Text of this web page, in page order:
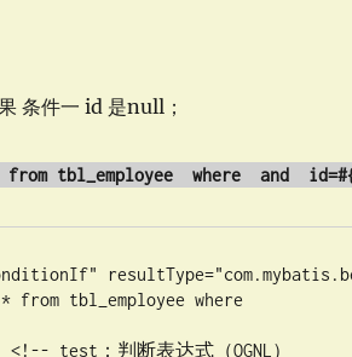
条件一 id 是null；
tbl_employee where and